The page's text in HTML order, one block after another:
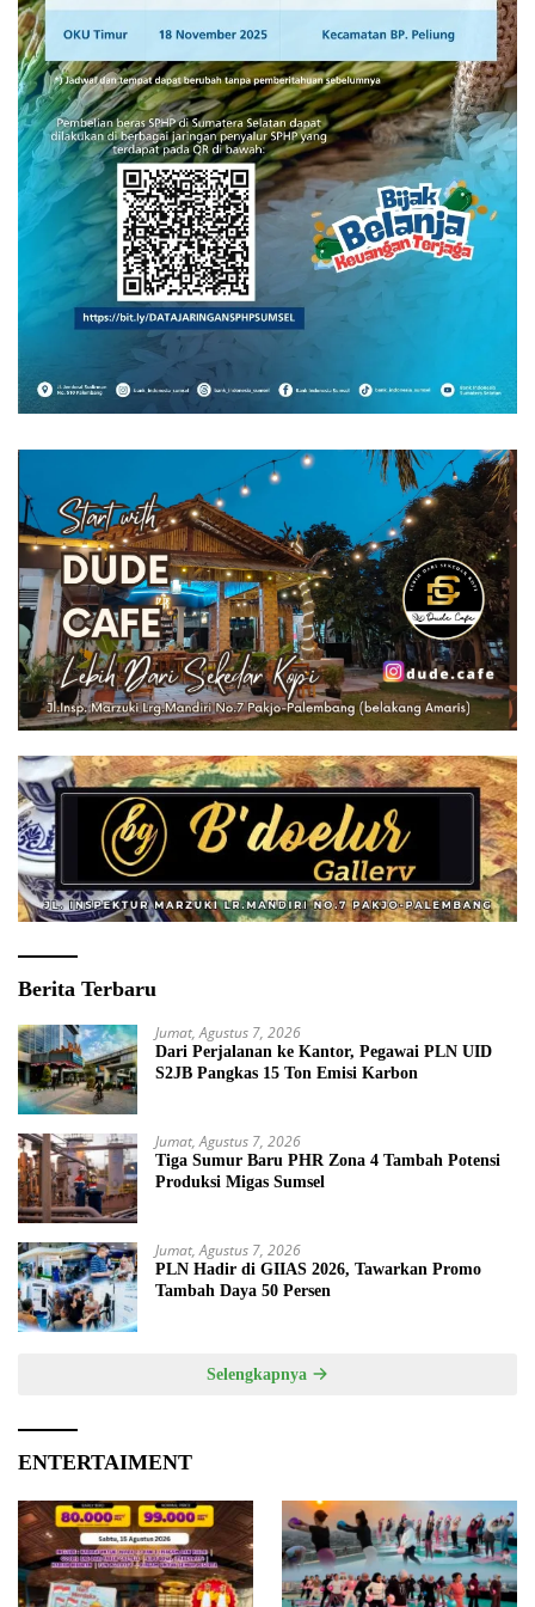
Berita Terbaru
Jumat, Agustus 7, 2026
Dari Perjalanan ke Kantor, Pegawai PLN UID
S2JB Pangkas 15 Ton Emisi Karbon
Jumat, Agustus 7, 2026
Tiga Sumur Baru PHR Zona 4 Tambah Potensi
Produksi Migas Sumsel
Jumat, Agustus 7, 2026
PLN Hadir di GIIAS 2026, Tawarkan Promo
Tambah Daya 50 Persen
Selengkapnya
ENTERTAIMENT